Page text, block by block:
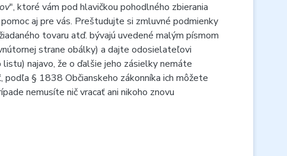
", ktoré vám pod hlavičkou pohodlného zbierania
aj pre vás. Preštudujte si zmluvné podmienky
tovaru atď. bývajú uvedené malým písmom
strane obálky) a dajte odosielateľovi
najavo, že o ďalšie jeho zásielky nemáte
podľa § 1838 Občianskeho zákonníka ich môžete
nemusíte nič vracať ani nikoho znovu